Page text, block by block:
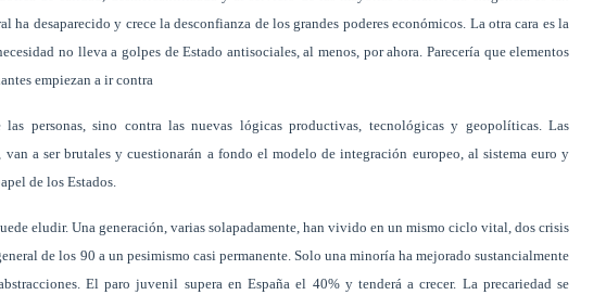
desaparecido y crece la desconfianza de los grandes poderes económicos. La otra cara es la
no lleva a golpes de Estado antisociales, al menos, por ahora. Parecería que elementos
empiezan a ir contra
personas, sino contra las nuevas lógicas productivas, tecnológicas y geopolíticas. Las
van a ser brutales y cuestionarán a fondo el modelo de integración europeo, al sistema euro y
de los Estados.
eludir. Una generación, varias solapadamente, han vivido en un mismo ciclo vital, dos crisis
de los 90 a un pesimismo casi permanente. Solo una minoría ha mejorado sustancialmente
El paro juvenil supera en España el 40% y tenderá a crecer. La precariedad se